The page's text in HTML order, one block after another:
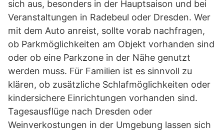
sich aus, besonders in der Hauptsaison und bei
Veranstaltungen in Radebeul oder Dresden. Wer
mit dem Auto anreist, sollte vorab nachfragen,
ob Parkmöglichkeiten am Objekt vorhanden sind
oder ob eine Parkzone in der Nähe genutzt
werden muss. Für Familien ist es sinnvoll zu
klären, ob zusätzliche Schlafmöglichkeiten oder
kindersichere Einrichtungen vorhanden sind.
Tagesausflüge nach Dresden oder
Weinverkostungen in der Umgebung lassen sich